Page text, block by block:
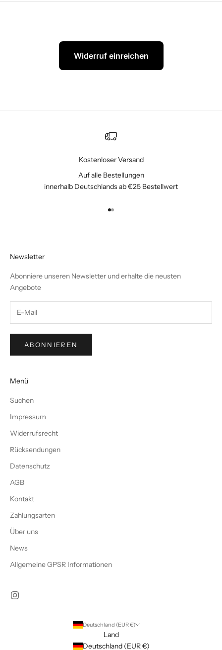
Widerruf einreichen
Kostenloser Versand
Auf alle Bestellungen
innerhalb Deutschlands ab €25 Bestellwert
Gehe zu Element 1
Gehe zu Element 2
Newsletter
Abonniere unseren Newsletter und erhalte die neusten
Angebote
ABONNIEREN
Menü
Suchen
Impressum
Widerrufsrecht
Rücksendungen
Datenschutz
AGB
Kontakt
Zahlungsarten
Über uns
News
Allgemeine GPSR Informationen
Deutschland (EUR €)
Land
Deutschland (EUR €)